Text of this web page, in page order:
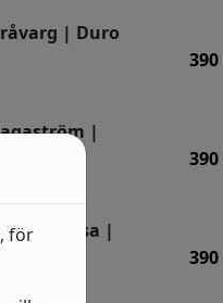
| Duro
390
|
390
|
390
för